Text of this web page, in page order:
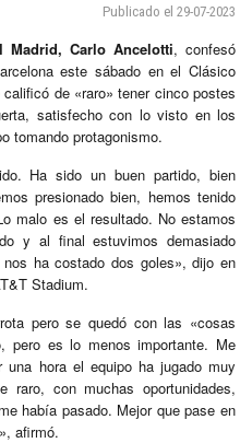
Publicado el 29-07-2023
Madrid, Carlo Ancelotti, confesó
este sábado en el Clásico
de «raro» tener cinco postes
satisfecho con lo visto en los
tomando protagonismo.
Ha sido un buen partido, bien
presionado bien, hemos tenido
malo es el resultado. No estamos
y al final estuvimos demasiado
ha costado dos goles», dijo en
Stadium.
pero se quedó con las «cosas
pero es lo menos importante. Me
hora el equipo ha jugado muy
raro, con muchas oportunidades,
había pasado. Mejor que pase en
afirmó.